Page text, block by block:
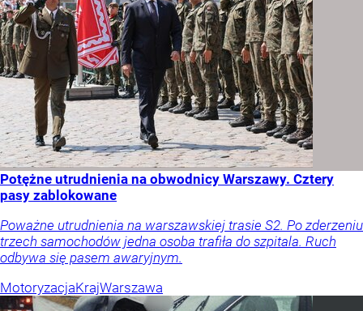
Potężne utrudnienia na obwodnicy Warszawy. Cztery
pasy zablokowane
Poważne utrudnienia na warszawskiej trasie S2. Po zderzeniu
trzech samochodów jedna osoba trafiła do szpitala. Ruch
odbywa się pasem awaryjnym.
MotoryzacjaKrajWarszawa